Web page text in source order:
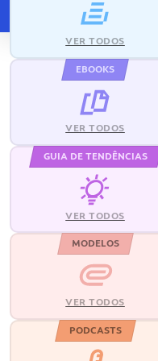
VER TODOS
EBOOKS
VER TODOS
GUIA DE TENDÊNCIAS
VER TODOS
MODELOS
VER TODOS
PODCASTS